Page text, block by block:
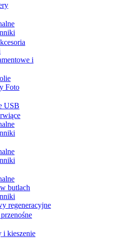
i
Foto
USB
butlach
regeneracyjne
i kieszenie